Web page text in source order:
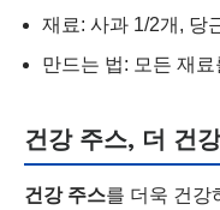
재료: 사과 1/2개, 당
만드는 법: 모든 재
건강 주스, 더 건
건강 주스를 더욱 건강